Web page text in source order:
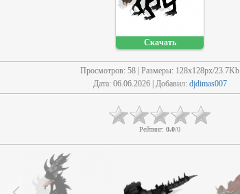
Скачать
Просмотров: 58 | Размеры: 128x128px/23.7Kb
Дата: 06.06.2026 | Добавил: djdimas007
Рейтинг: 0.0/0